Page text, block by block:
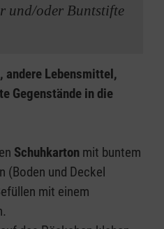
und/oder Buntstifte
andere Lebensmittel,
Gegenstände in die
Schuhkarton mit buntem
(Boden und Deckel
mit einem